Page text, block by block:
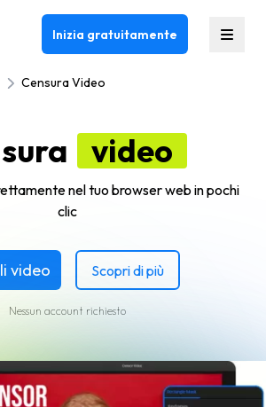
Inizia gratuitamente
Censura Video
video
nel tuo browser web in pochi
clic
video Scopri di più
Nessun account richiesto